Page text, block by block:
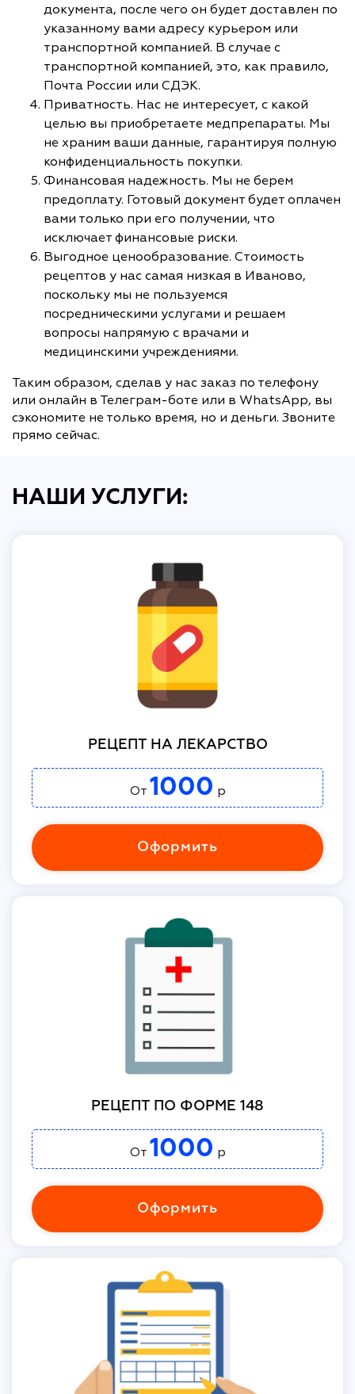
документа, после чего он будет доставлен по
указанному вами адресу курьером или
транспортной компанией. В случае с
транспортной компанией, это, как правило,
Почта России или СДЭК.
Приватность. Нас не интересует, с какой
целью вы приобретаете медпрепараты. Мы
не храним ваши данные, гарантируя полную
конфиденциальность покупки.
Финансовая надежность. Мы не берем
предоплату. Готовый документ будет оплачен
вами только при его получении, что
исключает финансовые риски.
Выгодное ценообразование. Стоимость
рецептов у нас самая низкая в Иваново,
поскольку мы не пользуемся
посредническими услугами и решаем
вопросы напрямую с врачами и
медицинскими учреждениями.
Таким образом, сделав у нас заказ по телефону
или онлайн в Телеграм-боте или в WhatsApp, вы
сэкономите не только время, но и деньги. Звоните
прямо сейчас.
НАШИ УСЛУГИ:
РЕЦЕПТ НА ЛЕКАРСТВО
От 1000 р
Оформить
РЕЦЕПТ ПО ФОРМЕ 148
От 1000 р
Оформить